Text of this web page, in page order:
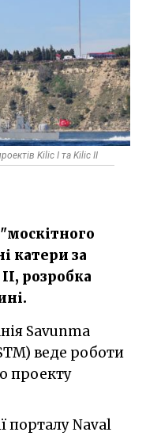
Kilic I та Kilic II
катери за
розробка
Savunma
веде роботи
проекту
порталу Naval